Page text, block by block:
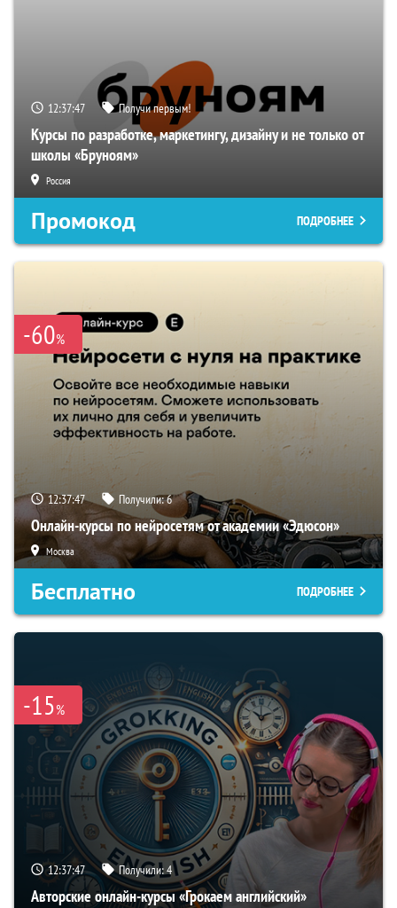
12:37:45 Получи первым!
Курсы по разработке, маркетингу, дизайну и не только от
школы «Бруноям»
Россия
Промокод ПОДРОБНЕЕ
-60%
12:37:45 Получили:6
Онлайн-курсы по нейросетям от академии «Эдюсон»
Москва
Бесплатно ПОДРОБНЕЕ
-15%
12:37:45 Получили:4
Авторские онлайн-курсы «Грокаем английский»